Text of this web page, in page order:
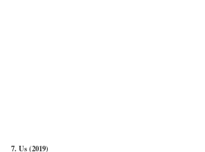
7. Us (2019)